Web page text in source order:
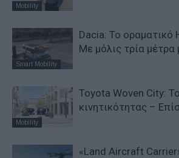
Mobility
Smart Mobility
Dacia: To oραματικό
Με μόλις τρία μέτρα
Mobility
Toyota Woven City:
κινητικότητας –
«Land Aircraft